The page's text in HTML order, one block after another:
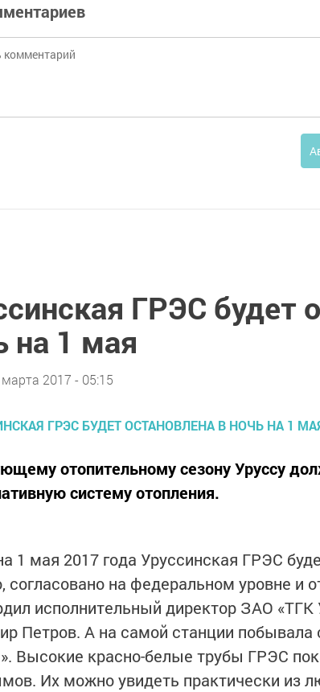
ГРЭС будет
на 1 мая
2017 - 05:15
отопительному сезону Уруссу
систему отопления.
1 мая 2017 года Уруссинская ГРЭС
согласовано на федеральном уровне и
исполнительный директор ЗАО
Петров. А на самой станции побывала
Высокие красно-белые трубы ГРЭС
Их можно увидеть практически из